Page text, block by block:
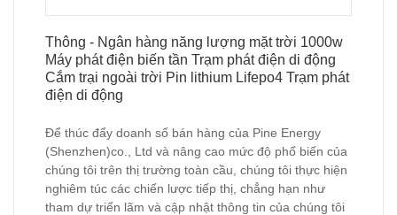
Thông - Ngân hàng năng lượng mặt trời 1000w
Máy ​​phát điện biến tần Trạm phát điện di động
Cắm trại ngoài trời Pin lithium Lifepo4 Trạm phát
điện di động
Để thúc đẩy doanh số bán hàng của Pine Energy
(Shenzhen)co., Ltd và nâng cao mức độ phổ biến của
chúng tôi trên thị trường toàn cầu, chúng tôi thực hiện
nghiêm túc các chiến lược tiếp thị, chẳng hạn như
tham dự triển lãm và cập nhật thông tin của chúng tôi